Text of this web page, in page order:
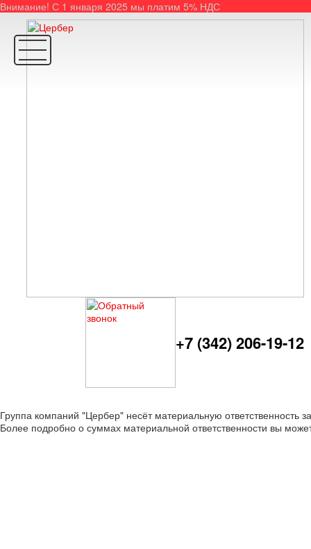
Внимание! С 1 января 2025 мы платим 5% НДС
+7 (342) 206-19-12
Группа компаний "Цербер" несёт материальную ответственность
Более подробно о суммах материальной ответственности вы